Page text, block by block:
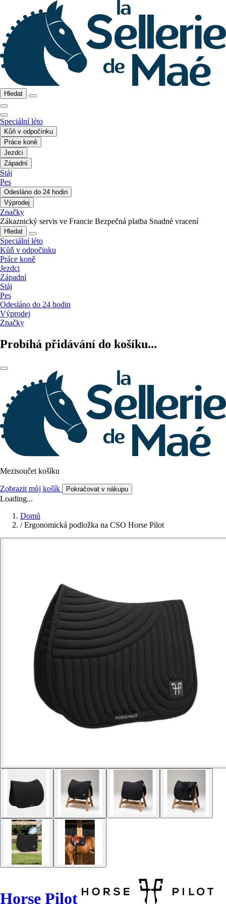
Hledat
Speciální léto
Kůň v odpočinku
Práce koně
Jezdci
Západní
Stáj
Pes
Odesláno do 24 hodin
Výprodej
Značky
Zákaznický servis ve Francie Bezpečná platba Snadné vracení
Hledat
Speciální léto
Kůň v odpočinku
Práce koně
Jezdci
Západní
Stáj
Pes
Odesláno do 24 hodin
Výprodej
Značky
Probíhá přidávání do košíku...
Mezisoučet košíku
Zobrazit můj košík Pokračovat v nákupu
Loading...
Domů
/ Ergonomická podložka na CSO Horse Pilot
Horse Pilot